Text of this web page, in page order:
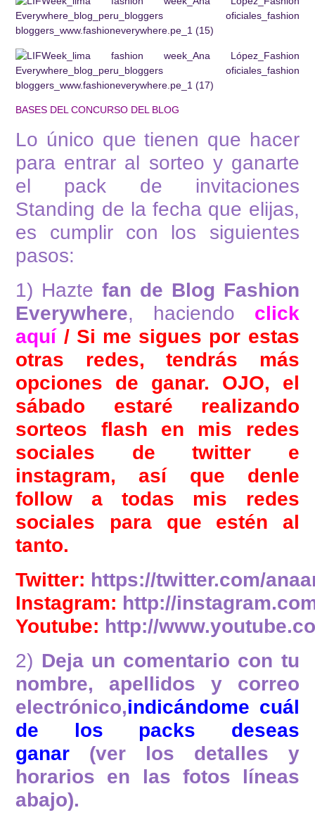
BASES DEL CONCURSO DEL BLOG
Lo único que tienen que hacer
para entrar al sorteo y ganarte
el pack de invitaciones
Standing de la fecha que elijas,
es cumplir con los siguientes
pasos:
1) Haztefan de Blog Fashion
Everywhere, haciendo click
aquí/ Si me sigues por estas
otras redes, tendrás más
opciones de ganar. OJO, el
sábado estaré realizando
sorteos flash en mis redes
sociales de twitter e
instagram, así que denle
follow a todas mis redes
sociales para que estén al
tanto.
Twitter: https://twitter.com/
Instagram: http://
Youtube: http://
2) Deja un comentario con tu
nombre, apellidos y correo
electrónico,indicándome cuál
de los packs deseas
ganar (ver los detalles y
horarios en las fotos líneas
abajo).